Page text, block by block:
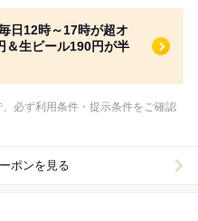
日12時～17時が超オ
＆生ビール190円が半
必ず利用条件・提示条件をご確認
ポンを見る